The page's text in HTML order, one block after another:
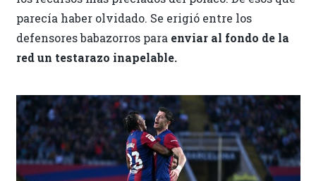
parecía haber olvidado. Se erigió entre los
defensores babazorros para enviar al fondo de la
red un testarazo inapelable.